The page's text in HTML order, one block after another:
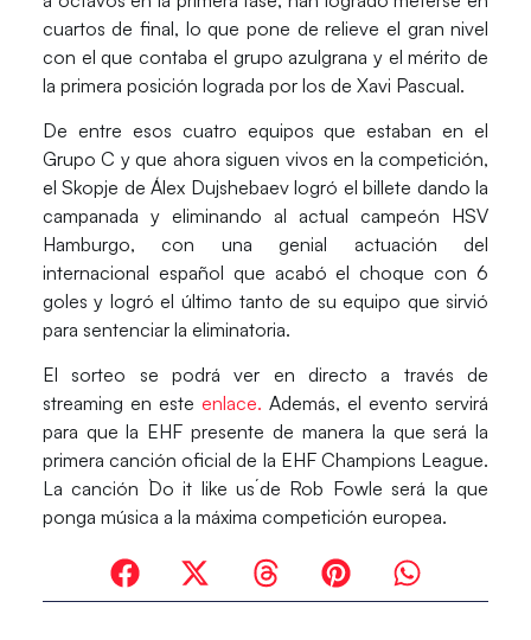
cuartos de final, lo que pone de relieve el gran nivel
con el que contaba el grupo azulgrana y el mérito de
la primera posición lograda por los de Xavi Pascual.
De entre esos cuatro equipos que estaban en el
Grupo C y que ahora siguen vivos en la competición,
el Skopje de Álex Dujshebaev logró el billete dando la
campanada y eliminando al actual campeón HSV
Hamburgo, con una genial actuación del
internacional español que acabó el choque con 6
goles y logró el último tanto de su equipo que sirvió
para sentenciar la eliminatoria.
El sorteo se podrá ver en directo a través de
streaming en este enlace. Además, el evento servirá
para que la EHF presente de manera la que será la
primera canción oficial de la EHF Champions League.
La canción `Do it like us´de Rob Fowle será la que
ponga música a la máxima competición europea.